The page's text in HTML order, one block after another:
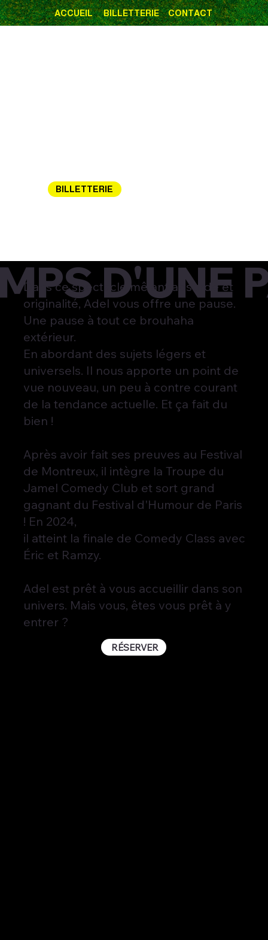
ACCUEIL BILLETTERIE CONTACT
BILLETTERIE
D'UNE
Dans ce spectacle mêlant absurde et
originalité, Adel vous offre une pause.
Une pause à tout ce brouhaha
extérieur.
En abordant des sujets légers et
universels. Il nous apporte un point de
vue nouveau, un peu à contre courant
de la tendance actuelle. Et ça fait du
bien !
Après avoir fait ses preuves au Festival
de Montreux, il intègre la Troupe du
Jamel Comedy Club et sort grand
gagnant du Festival d'Humour de Paris
! En 2024,
il atteint la finale de Comedy Class avec
Éric et Ramzy.
Adel est prêt à vous accueillir dans son
univers. Mais vous, êtes vous prêt à y
entrer ?
RÉSERVER